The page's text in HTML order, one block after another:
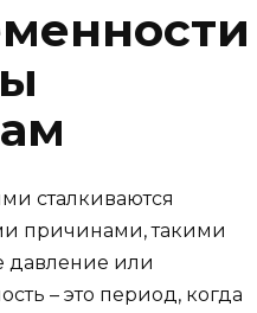
сталкиваются
причинами, такими
давление или
– это период, когда